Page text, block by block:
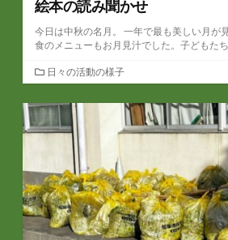
絵本の読み聞かせ
今日は中秋の名月。 一年で最も美しい月が
食のメニューもお月見汁でした。子どもた
カ
テ
ゴ
ー
日々の活動の様子